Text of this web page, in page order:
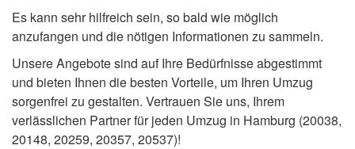
Es kann sehr hilfreich sein, so bald wie möglich
anzufangen und die nötigen Informationen zu sammeln.
Unsere Angebote sind auf Ihre Bedürfnisse abgestimmt
und bieten Ihnen die besten Vorteile, um Ihren Umzug
sorgenfrei zu gestalten. Vertrauen Sie uns, Ihrem
verlässlichen Partner für jeden Umzug in Hamburg (20038,
20148, 20259, 20357, 20537)!